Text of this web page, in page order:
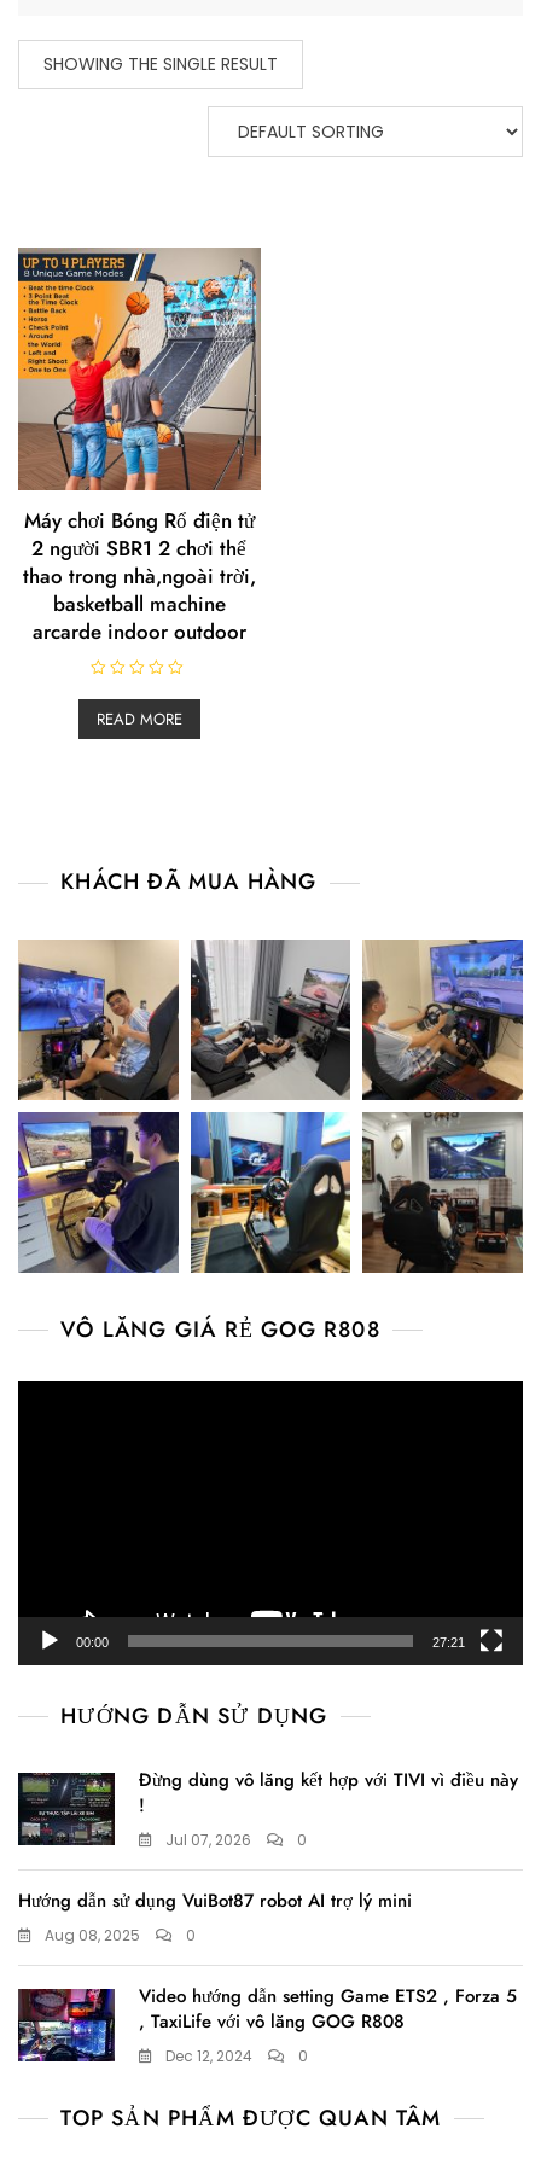
SHOWING THE SINGLE RESULT
Máy chơi Bóng Rổ điện tử
2 người SBR1 2 chơi thể
thao trong nhà,ngoài trời,
basketball machine
arcarde indoor outdoor
a
READ MORE
KHÁCH ĐÃ MUA HÀNG
VÔ LĂNG GIÁ RẺ GOG R808
00:00 27:21
HƯỚNG DẪN SỬ DỤNG
Đừng dùng vô lăng kết hợp với TIVI vì điều này
!
Jul 07, 2026 0
Hướng dẫn sử dụng VuiBot87 robot AI trợ lý mini
Aug 08, 2025 0
Video hướng dẫn setting Game ETS2 , Forza 5
, TaxiLife với vô lăng GOG R808
Dec 12, 2024 0
TOP SẢN PHẨM ĐƯỢC QUAN TÂM